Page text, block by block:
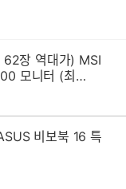
장 역대가) MSI
모니터 (최
비보북 16 특